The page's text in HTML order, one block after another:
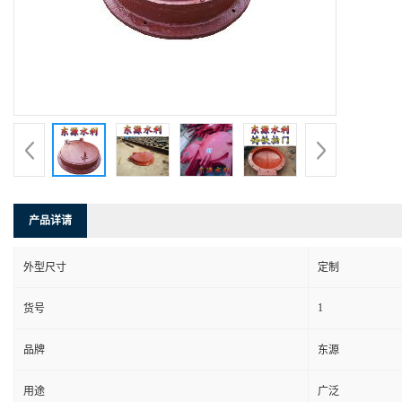
产品详请
外型尺寸 定制
货号 1
品牌 东源
用途 广泛